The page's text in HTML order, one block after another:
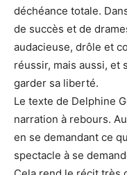
déchéance totale.
de succès et de
audacieuse, drôle et
réussir, mais aussi,
garder sa liberté.
Le texte de Delphine
narration à rebours.
en se demandant ce
spectacle à se